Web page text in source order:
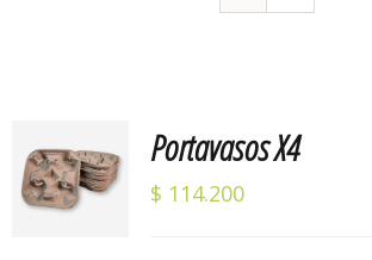
con5.00de 5
AL
CARRITO
Portavasos X4
$ 114.200